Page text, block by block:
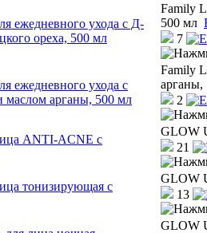
Family
500 мл
7
Family
арганы,
2
GLOW
21
GLOW
13
GLOW